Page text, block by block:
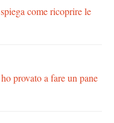
come ricoprire le
provato a fare un pane